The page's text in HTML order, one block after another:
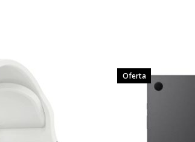
Oferta